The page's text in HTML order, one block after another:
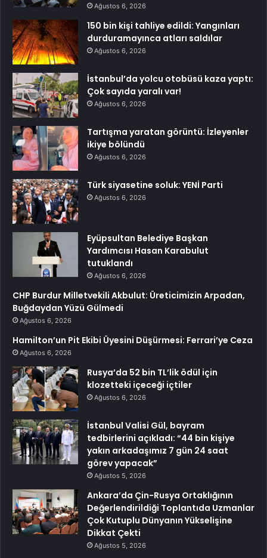
Ağustos 6, 2026
150 bin kişi tahliye edildi: Yangınları
durduramayınca atları saldılar
Ağustos 6, 2026
İstanbul’da yolcu otobüsü kaza yaptı:
Çok sayıda yaralı var!
Ağustos 6, 2026
Tartışma yaratan görüntü: İzleyenler
ikiye bölündü
Ağustos 6, 2026
Türk siyasetine soluk: YENİ Parti
Ağustos 6, 2026
Eyüpsultan Belediye Başkan
Yardımcısı Hasan Karabulut
tutuklandı
Ağustos 6, 2026
CHP Burdur Milletvekili Akbulut: Üreticimizin Arpadan,
Buğdaydan Yüzü Gülmedi
Ağustos 6, 2026
Hamilton’un Pit Ekibi Üyesini Düşürmesi: Ferrari’ye Ceza
Ağustos 6, 2026
Rusya’da 52 bin TL’lik ödül için
klozetteki içeceği içtiler
Ağustos 6, 2026
İstanbul Valisi Gül, bayram
tedbirlerini açıkladı: “44 bin kişiye
yakın arkadaşımız 7 gün 24 saat
görev yapacak”
Ağustos 5, 2026
Ankara’da Çin-Rusya Ortaklığının
Değerlendirildiği Toplantıda Uzmanlar
Çok Kutuplu Dünyanın Yükselişine
Dikkat Çekti
Ağustos 5, 2026